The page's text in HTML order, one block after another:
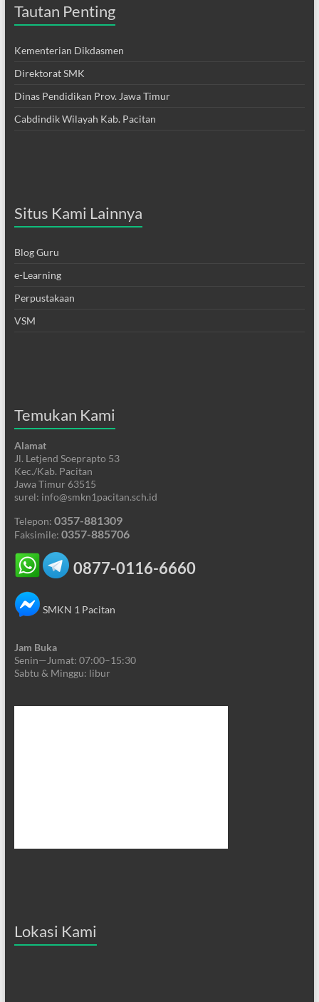
Tautan Penting
Kementerian Dikdasmen
Direktorat SMK
Dinas Pendidikan Prov. Jawa Timur
Cabdindik Wilayah Kab. Pacitan
Situs Kami Lainnya
Blog Guru
e-Learning
Perpustakaan
VSM
Temukan Kami
Alamat
Jl. Letjend Soeprapto 53
Kec./Kab. Pacitan
Jawa Timur 63515
surel: info@smkn1pacitan.sch.id
Telepon: 0357-881309
Faksimile: 0357-885706
0877-0116-6660
SMKN 1 Pacitan
Jam Buka
Senin—Jumat: 07:00–15:30
Sabtu & Minggu: libur
Lokasi Kami